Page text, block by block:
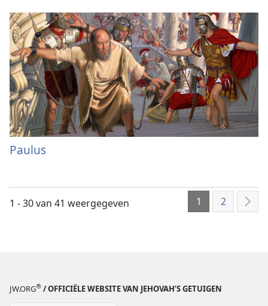
Paulus
1 - 30 van 41 weergegeven 1 2
JW.ORG® / OFFICIËLE WEBSITE VAN JEHOVAH’S GETUIGEN